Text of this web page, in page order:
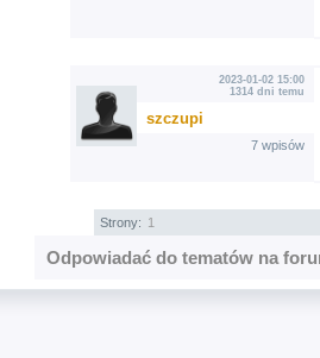
2023-01-02 15:00
1314 dni temu
szczupi
7 wpisów
Strony: 1
Odpowiadać do tematów na